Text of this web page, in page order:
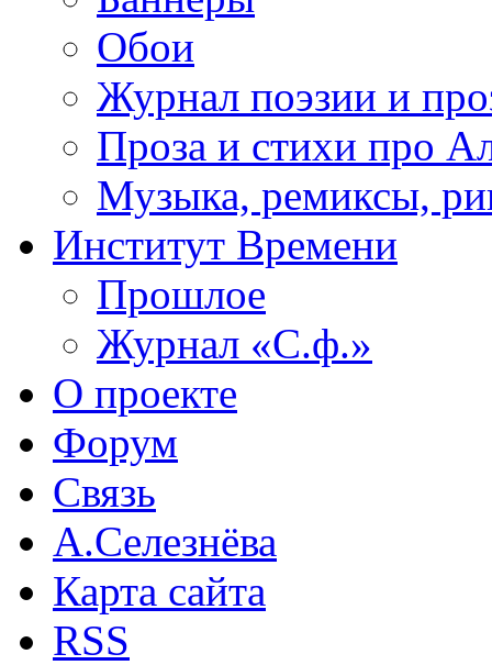
Обои
Журнал поэзии и
Проза и стихи про
Музыка, ремиксы,
Институт Времени
Прошлое
Журнал «С.ф.»
О проекте
Форум
Связь
А.Селезнёва
Карта сайта
RSS